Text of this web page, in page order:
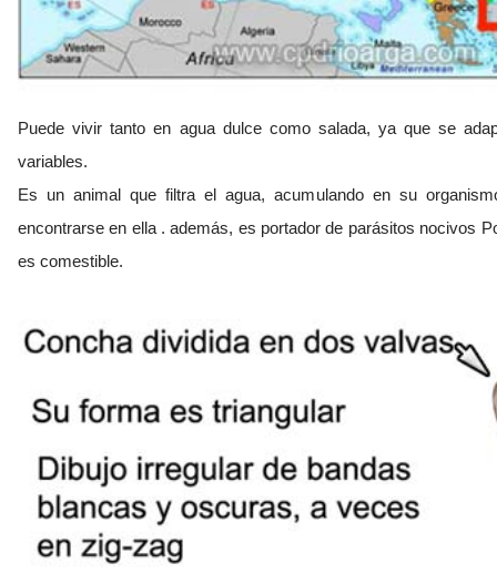
Puede vivir tanto en agua dulce como salada, ya que se
variables.
Es un animal que filtra el agua, acumulando en su
encontrarse en ella . además, es portador de parásitos nocivos
es comestible.